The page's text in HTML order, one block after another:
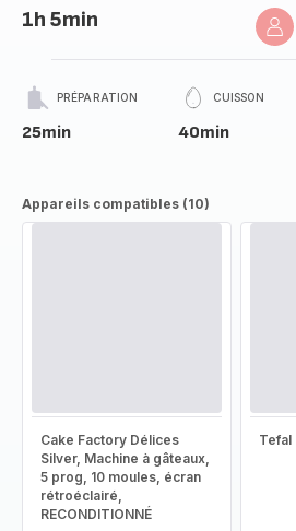
1h 5min
PRÉPARATION
25min
CUISSON
40min
Appareils compatibles (10)
Cake Factory Délices
Silver, Machine à gâteaux,
5 prog, 10 moules, écran
rétroéclairé,
RECONDITIONNÉ
Tefal